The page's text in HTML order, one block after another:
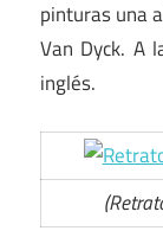
pinturas una
Van Dyck. A
inglés.